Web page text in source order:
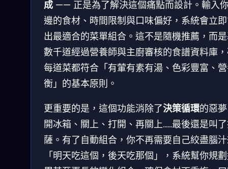
成 —— 正是為了解決這個痛點而設計。輸入
邊的食材、時間限制與口味偏好，系統會立
出最適合的菜單組合。這不是隨機推薦，而
數千道經過營養師與主廚審核的食譜資料庫
每道菜都符合「有葷有素有湯、色彩豐富、
衡」的基本原則。
更重要的是，這個功能消除了決策循環的惡
開冰箱、關上、打開、再關上……最後還是叫
薩。有了自動組合，你不再需要自己絞盡腦
「明天吃這個，後天吃那個」，系統幫你規